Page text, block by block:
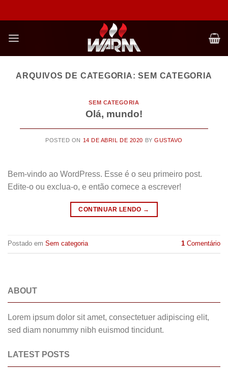
to
ARQUIVOS DE CATEGORIA:SEM CATEGORIA
SEM CATEGORIA
Olá, mundo!
POSTED ON 14 DE ABRIL DE 2020 BYGUSTAVO
Bem-vindo ao WordPress. Esse é o seu primeiro post.
Edite-o ou exclua-o, e então comece a escrever!
CONTINUAR LENDO →
Postado em Sem categoria 1 Comentário
ABOUT
Lorem ipsum dolor sit amet, consectetuer adipiscing elit,
sed diam nonummy nibh euismod tincidunt.
LATEST POSTS